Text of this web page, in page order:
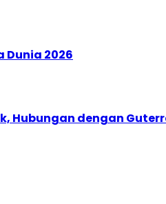
Dunia 2026
Hubungan dengan